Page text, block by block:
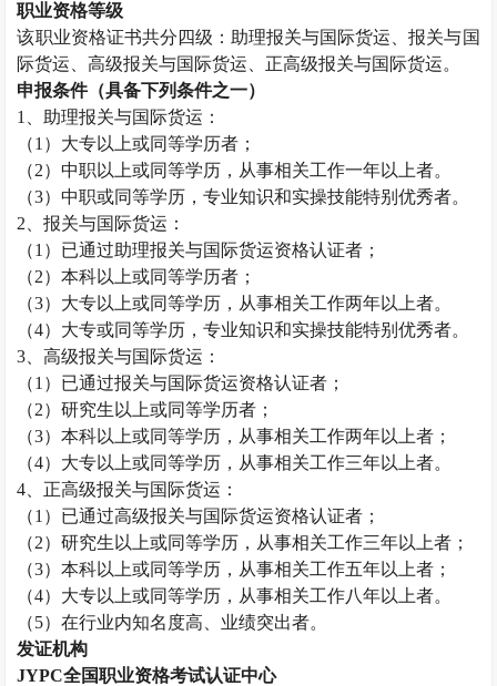
职业资格等级
该职业资格证书共分四级：助理报关与国际货运、报关与国
际货运、高级报关与国际货运、正高级报关与国际货运。
申报条件（具备下列条件之一）
1
、助理报关与国际货运：
（1 ）大专以上或同等学历者；
（2）中职以上或同等学历，从事相关工作一年以上者。
（3）中职或同等学历，专业知识和实操技能特别优秀者。
2 、报关与国际货运：
（1 ）已通过助理报关与国际货运资格认证者；
（2）本科以上或同等学历者；
（3）大专以上或同等学历，从事相关工作两年以上者。
（4）大专或同等学历，专业知识和实操技能特别优秀者。
3 、高级报关与国际货运：
（1 ）已通过报关与国际货运资格认证者；
（2）研究生以上或同等学历者；
（3）本科以上或同等学历，从事相关工作两年以上者；
（4）大专以上或同等学历，从事相关工作三年以上者。
4 、正高级报关与国际货运：
（1 ）已通过高级报关与国际货运资格认证者；
（2）研究生以上或同等学历，从事相关工作三年以上者；
（3）本科以上或同等学历，从事相关工作五年以上者；
（4）大专以上或同等学历，从事相关工作八年以上者。
（5）在行业内知名度高、业绩突出者。
发证机构
JYPC全国职业资格考试认证中心